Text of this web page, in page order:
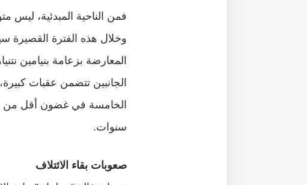
فمن الناحية المبدئية، ليس
وخلال هذه الفترة القصيرة
المعارضة بزعامة بنيامين
الجانبين تتضمن عقبات
سنوات.
صعوبات بقاء الائتلاف